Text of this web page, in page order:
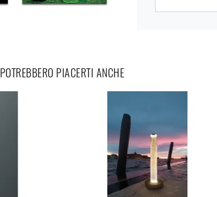
POTREBBERO PIACERTI ANCHE